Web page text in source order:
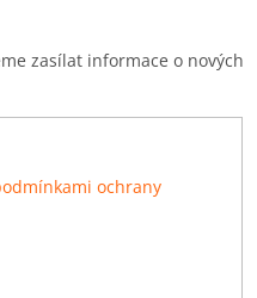
zasílat informace o nových
ochrany